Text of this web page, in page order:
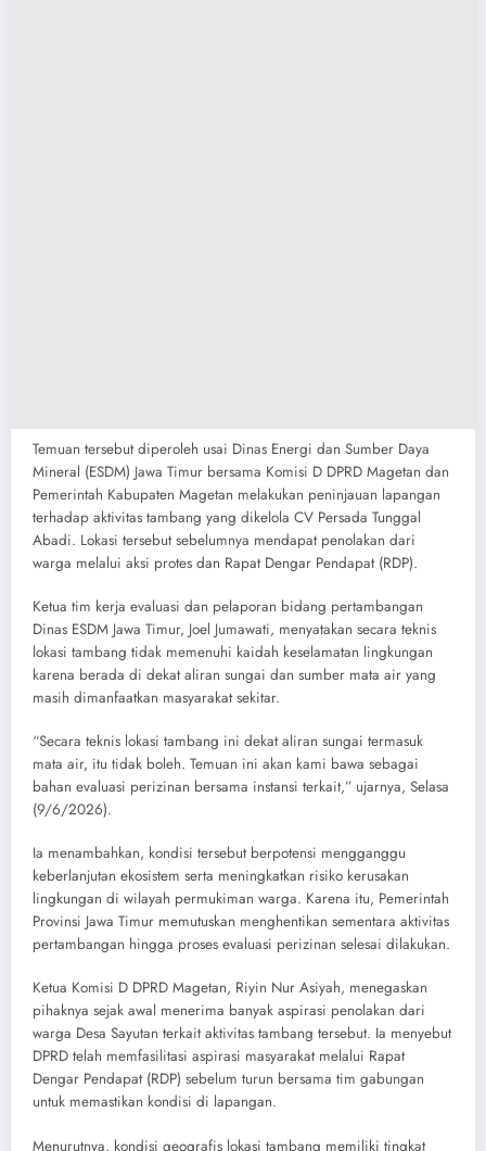
Temuan tersebut diperoleh usai Dinas Energi dan Sumber Daya
Mineral (ESDM) Jawa Timur bersama Komisi D DPRD Magetan dan
Pemerintah Kabupaten Magetan melakukan peninjauan lapangan
terhadap aktivitas tambang yang dikelola CV Persada Tunggal
Abadi. Lokasi tersebut sebelumnya mendapat penolakan dari
warga melalui aksi protes dan Rapat Dengar Pendapat (RDP).
Ketua tim kerja evaluasi dan pelaporan bidang pertambangan
Dinas ESDM Jawa Timur, Joel Jumawati, menyatakan secara teknis
lokasi tambang tidak memenuhi kaidah keselamatan lingkungan
karena berada di dekat aliran sungai dan sumber mata air yang
masih dimanfaatkan masyarakat sekitar.
“Secara teknis lokasi tambang ini dekat aliran sungai termasuk
mata air, itu tidak boleh. Temuan ini akan kami bawa sebagai
bahan evaluasi perizinan bersama instansi terkait,” ujarnya, Selasa
(9/6/2026).
Ia menambahkan, kondisi tersebut berpotensi mengganggu
keberlanjutan ekosistem serta meningkatkan risiko kerusakan
lingkungan di wilayah permukiman warga. Karena itu, Pemerintah
Provinsi Jawa Timur memutuskan menghentikan sementara aktivitas
pertambangan hingga proses evaluasi perizinan selesai dilakukan.
Ketua Komisi D DPRD Magetan, Riyin Nur Asiyah, menegaskan
pihaknya sejak awal menerima banyak aspirasi penolakan dari
warga Desa Sayutan terkait aktivitas tambang tersebut. Ia menyebut
DPRD telah memfasilitasi aspirasi masyarakat melalui Rapat
Dengar Pendapat (RDP) sebelum turun bersama tim gabungan
untuk memastikan kondisi di lapangan.
Menurutnya, kondisi geografis lokasi tambang memiliki tingkat